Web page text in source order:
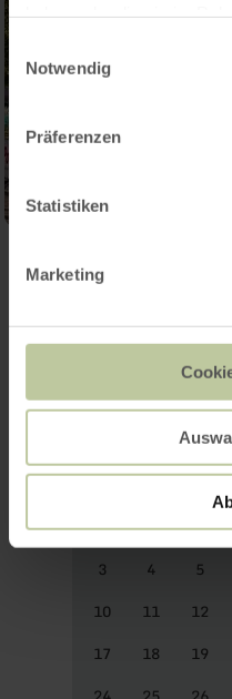
Notwendig
Präferenzen
Statistiken
Marketing
Meer
Mo Di Mi
27 28 29
3
4 5
10
11 12
17
18 19